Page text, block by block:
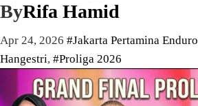
ByRifa Hamid
Apr 24, 2026 #Jakarta Pertamina Enduro
Hangestri, #Proliga 2026